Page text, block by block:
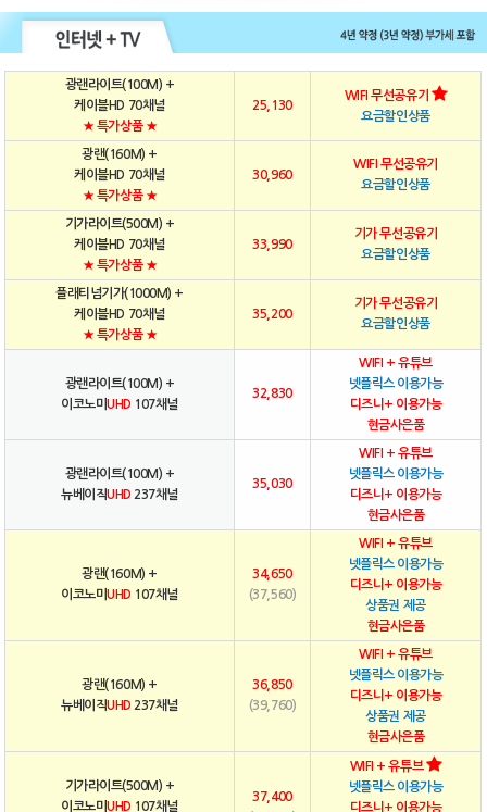
광랜라이트(100M) +
케이블HD 70채널
★ 특가상품 ★
25,130
WIFI 무선공유기
요금할인상품
광랜(160M) +
케이블HD 70채널
★ 특가상품 ★
30,960
WIFI 무선공유기
요금할인상품
기가라이트(500M) +
케이블HD 70채널
★ 특가상품 ★
33,990
기가 무선공유기
요금할인상품
플래티넘기가(1000M) +
케이블HD 70채널
★ 특가상품 ★
35,200
기가 무선공유기
요금할인상품
광랜라이트(100M) +
이코노미UHD 107채널
32,830
WIFI + 유튜브
넷플릭스 이용가능
디즈니+ 이용가능
현금사은품
광랜라이트(100M) +
뉴베이직UHD 237채널
35,030
WIFI + 유튜브
넷플릭스 이용가능
디즈니+ 이용가능
현금사은품
광랜(160M) +
이코노미UHD 107채널
34,650
(37,560)
WIFI + 유튜브
넷플릭스 이용가능
디즈니+ 이용가능
상품권 제공
현금사은품
광랜(160M) +
뉴베이직UHD 237채널
36,850
(39,760)
WIFI + 유튜브
넷플릭스 이용가능
디즈니+ 이용가능
상품권 제공
현금사은품
기가라이트(500M) +
이코노미UHD 107채널
37,400
WIFI + 유튜브
넷플릭스 이용가능
디즈니+ 이용가능